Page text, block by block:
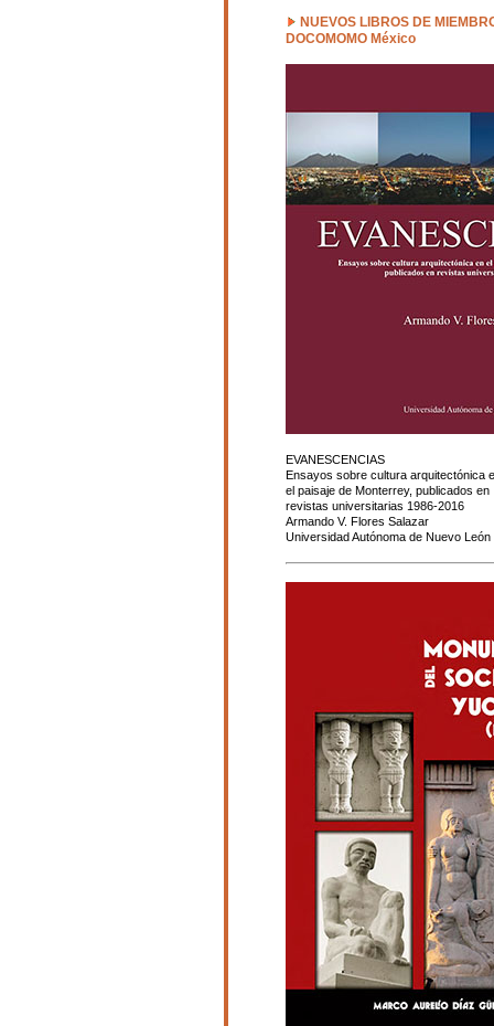
NUEVOS LIBROS DE
DOCOMOMO México
EVANESCENCIAS
Ensayos sobre cultura arquitectónica
el paisaje de Monterrey, publicados en
revistas universitarias 1986-2016
Armando V. Flores Salazar
Universidad Autónoma de Nuevo León